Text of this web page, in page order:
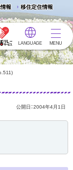
報
移住定住情報
LANGUAGE MENU
公開日：2004年4月1日